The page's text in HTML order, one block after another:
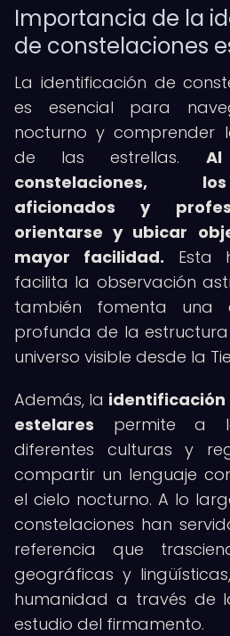
Importancia de la
de constelaciones
La identificación de
es esencial para
nocturno y comprender
de las estrellas.
constelaciones,
aficionados y
orientarse y ubicar
mayor facilidad. Esta
facilita la observación
también fomenta una
profunda de la
universo visible desde la
Además, la identificación
estelares permite a
diferentes culturas y
compartir un lenguaje
el cielo nocturno. A lo
constelaciones han
referencia que
geográficas y
humanidad a través de
estudio del firmamento.